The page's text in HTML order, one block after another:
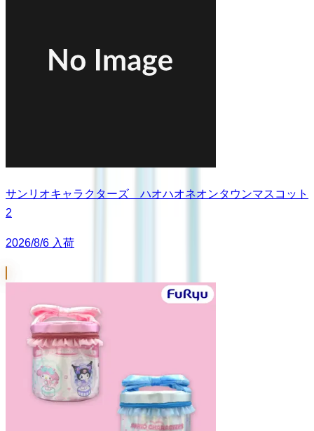
サンリオキャラクターズ ハオハオネオンタウンマスコット
2
2026/8/6 入荷